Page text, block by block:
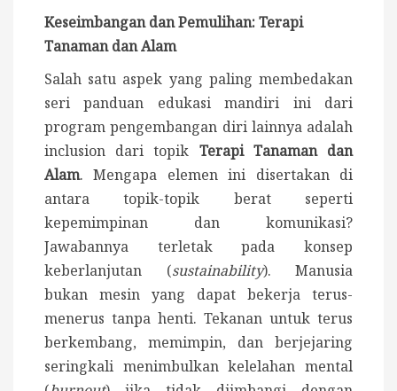
Keseimbangan dan Pemulihan: Terapi
Tanaman dan Alam
Salah satu aspek yang paling membedakan
seri panduan edukasi mandiri ini dari
program pengembangan diri lainnya adalah
inclusion dari topik Terapi Tanaman dan
Alam. Mengapa elemen ini disertakan di
antara topik-topik berat seperti
kepemimpinan dan komunikasi?
Jawabannya terletak pada konsep
keberlanjutan (sustainability). Manusia
bukan mesin yang dapat bekerja terus-
menerus tanpa henti. Tekanan untuk terus
berkembang, memimpin, dan berjejaring
seringkali menimbulkan kelelahan mental